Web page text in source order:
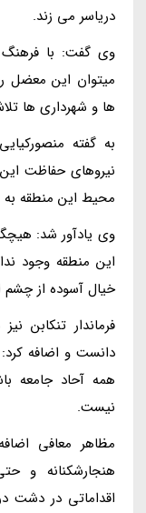
دریاسر می زند.
وی گفت: با فرهنگ
میتوان این معضل
ها و شهرداری ها
به گفته
نیروهای حفاظت
محیط این منطقه
وی یادآور شد:
این منطقه وجود
خیال آسوده از چشم
فرماندار تنکابن
دانست و اضافه
همه آحاد جامعه
نیست.
مظاهر معافی
هنجارشکنانه و
اقداماتی در دشت